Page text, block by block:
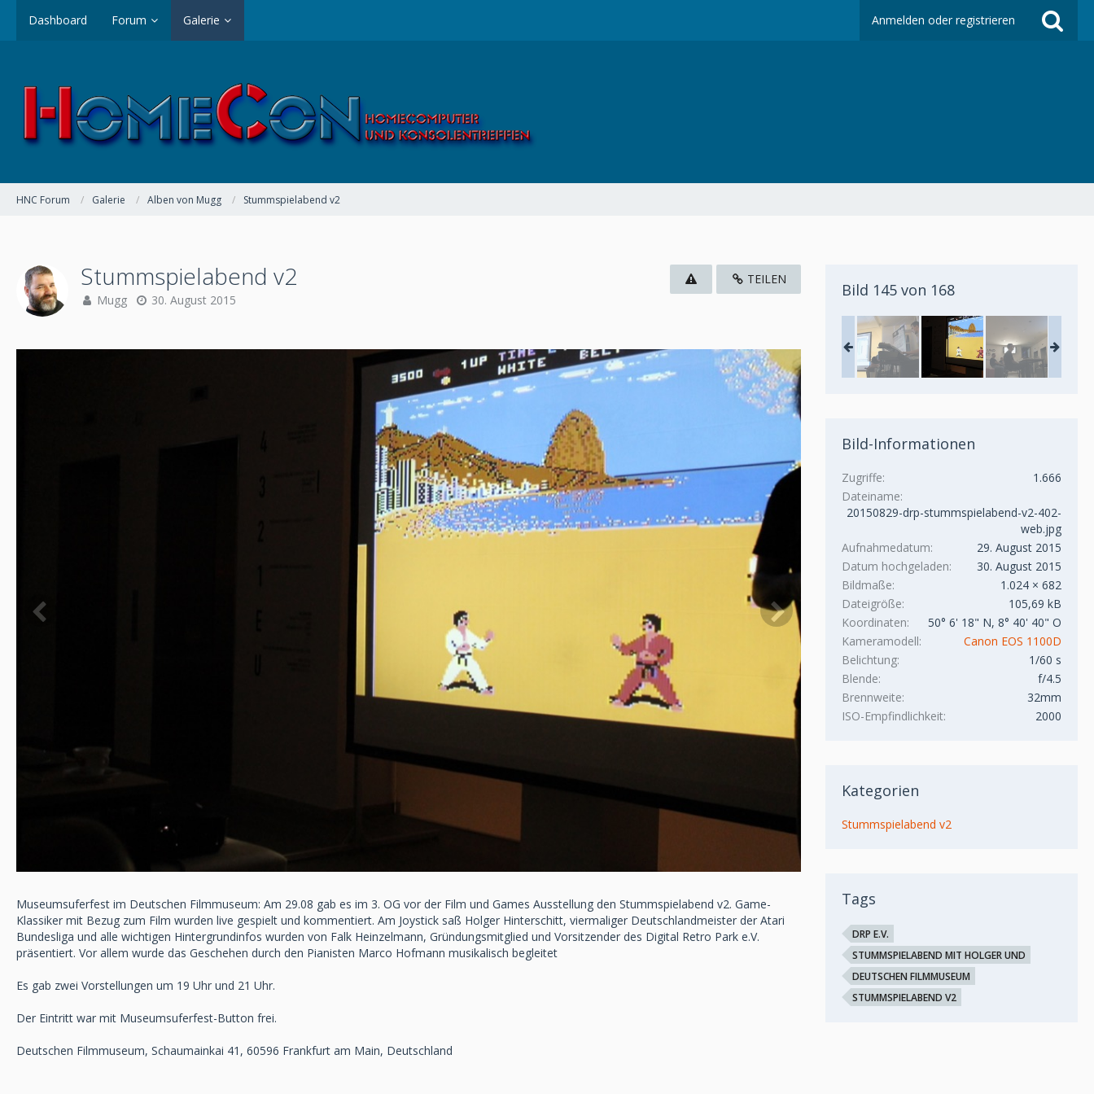
Dashboard Forum Galerie Anmelden oder registrieren
HNC Forum Galerie Alben von Mugg Stummspielabend v2
Stummspielabend v2
Mugg 30. August 2015
TEILEN
Museumsuferfest im Deutschen Filmmuseum: Am 29.08 gab es im 3. OG vor der Film und Games Ausstellung den Stummspielabend v2. Game-
Klassiker mit Bezug zum Film wurden live gespielt und kommentiert. Am Joystick saß Holger Hinterschitt, viermaliger Deutschlandmeister der Atari
Bundesliga und alle wichtigen Hintergrundinfos wurden von Falk Heinzelmann, Gründungsmitglied und Vorsitzender des Digital Retro Park e.V.
präsentiert. Vor allem wurde das Geschehen durch den Pianisten Marco Hofmann musikalisch begleitet
Es gab zwei Vorstellungen um 19 Uhr und 21 Uhr.
Der Eintritt war mit Museumsuferfest-Button frei.
Deutschen Filmmuseum, Schaumainkai 41, 60596 Frankfurt am Main, Deutschland
Bild 145 von 168
Bild-Informationen
Zugriffe
1.666
Dateiname
20150829-drp-stummspielabend-v2-402-
web.jpg
Aufnahmedatum
29. August 2015
Datum hochgeladen
30. August 2015
Bildmaße
1.024 × 682
Dateigröße
105,69 kB
Koordinaten
50° 6' 18" N, 8° 40' 40" O
Kameramodell
Canon EOS 1100D
Belichtung
1/60 s
Blende
f/4.5
Brennweite
32mm
ISO-Empfindlichkeit
2000
Kategorien
Stummspielabend v2
Tags
DRP E.V.
STUMMSPIELABEND MIT HOLGER UND
DEUTSCHEN FILMMUSEUM
STUMMSPIELABEND V2